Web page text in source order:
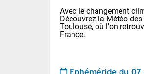
Avec le changement
Découvrez la Météo
Toulouse, où l'on
France.
Ephéméride du